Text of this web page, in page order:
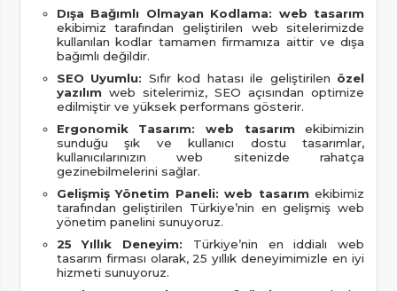
Dışa Bağımlı Olmayan Kodlama: web tasarım
ekibimiz tarafından geliştirilen web sitelerimizde
kullanılan kodlar tamamen firmamıza aittir ve dışa
bağımlı değildir.
SEO Uyumlu: Sıfır kod hatası ile geliştirilen özel
yazılımweb sitelerimiz, SEO açısından optimize
edilmiştir ve yüksek performans gösterir.
Ergonomik Tasarım:
web tasarımekibimizin
sunduğu şık ve kullanıcı dostu tasarımlar,
kullanıcılarınızın web sitenizde rahatça
gezinebilmelerini sağlar.
Gelişmiş Yönetim Paneli: web tasarımekibimiz
tarafından geliştirilen Türkiye’nin en gelişmiş web
yönetim panelini sunuyoruz.
25 Yıllık Deneyim: Türkiye’nin en iddialı web
tasarım firması olarak, 25 yıllık deneyimimizle en iyi
hizmeti sunuyoruz.